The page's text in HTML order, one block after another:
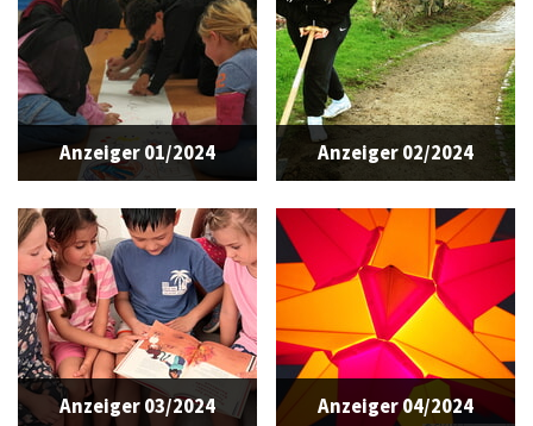
Anzeiger 01/2024 Anzeiger 02/2024
Anzeiger 03/2024 Anzeiger 04/2024